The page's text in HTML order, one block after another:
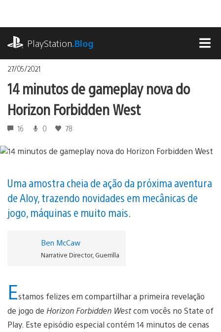
o
conteúdo
PlayStation.Blog
27/05/2021
14 minutos de gameplay nova do
Horizon Forbidden West
16 0 78
Uma amostra cheia de ação da próxima aventura
de Aloy, trazendo novidades em mecânicas de
jogo, máquinas e muito mais.
Ben McCaw
Narrative Director, Guerrilla
Estamos felizes em compartilhar a primeira revelação
de jogo de Horizon Forbidden Westcom vocês no State of
Play. Este episódio especial contém 14 minutos de cenas